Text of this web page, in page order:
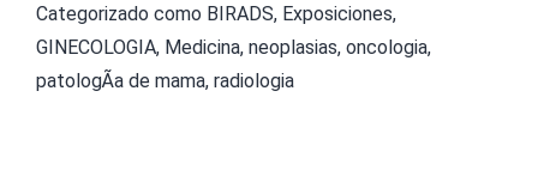
Categorizado como BIRADS, Exposiciones,
GINECOLOGIA, Medicina, neoplasias, oncologia,
patologÃ­a de mama, radiologia